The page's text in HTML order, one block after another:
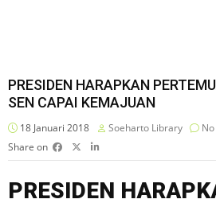
PRESIDEN HARAPKAN
SEN CAPAI KEMAJUAN
18 Januari 2018 Soeharto Library
Share on
PRESIDEN